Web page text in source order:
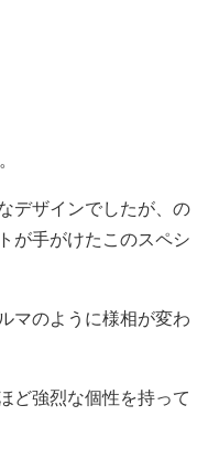
デザインでしたが、の
が手がけたこのスペシ
マのように様相が変わ
ど強烈な個性を持って